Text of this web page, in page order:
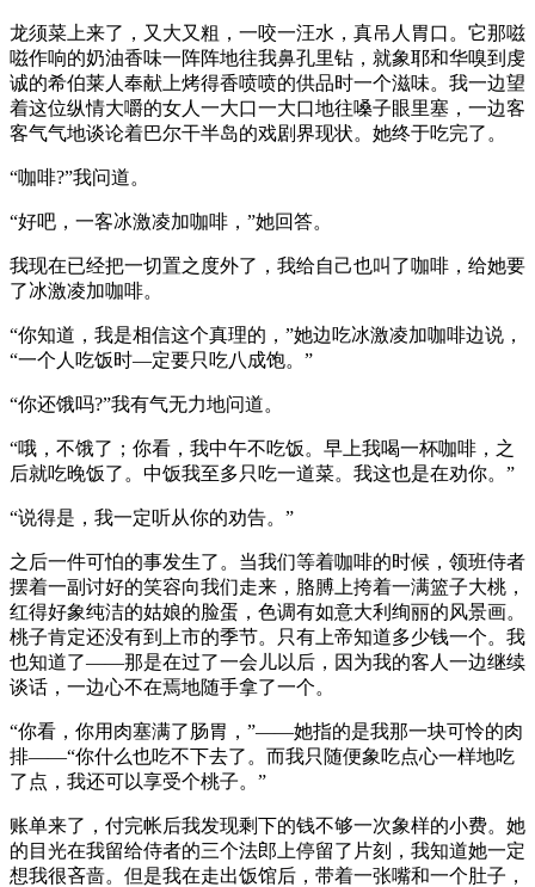
龙须菜上来了，又大又粗，一咬一汪水，真吊人胃口。它那嗞
嗞作响的奶油香味一阵阵地往我鼻孔里钻，就象耶和华嗅到虔
诚的希伯莱人奉献上烤得香喷喷的供品时一个滋味。我一边望
着这位纵情大嚼的女人一大口一大口地往嗓子眼里塞，一边客
客气气地谈论着巴尔干半岛的戏剧界现状。她终于吃完了。
“咖啡?”我问道。
“好吧，一客冰激凌加咖啡，”她回答。
我现在已经把一切置之度外了，我给自己也叫了咖啡，给她要
了冰激凌加咖啡。
“你知道，我是相信这个真理的，”她边吃冰激凌加咖啡边说，
“一个人吃饭时—定要只吃八成饱。”
“你还饿吗?”我有气无力地问道。
“哦，不饿了；你看，我中午不吃饭。早上我喝一杯咖啡，之
后就吃晚饭了。中饭我至多只吃一道菜。我这也是在劝你。”
“说得是，我一定听从你的劝告。”
之后一件可怕的事发生了。当我们等着咖啡的时候，领班侍者
摆着一副讨好的笑容向我们走来，胳膊上挎着一满篮子大桃，
红得好象纯洁的姑娘的脸蛋，色调有如意大利绚丽的风景画。
桃子肯定还没有到上市的季节。只有上帝知道多少钱一个。我
也知道了——那是在过了一会儿以后，因为我的客人一边继续
谈话，一边心不在焉地随手拿了一个。
“你看，你用肉塞满了肠胃，”——她指的是我那一块可怜的肉
排——“你什么也吃不下去了。而我只随便象吃点心一样地吃
了点，我还可以享受个桃子。”
账单来了，付完帐后我发现剩下的钱不够一次象样的小费。她
的目光在我留给侍者的三个法郎上停留了片刻，我知道她一定
想我很吝啬。但是我在走出饭馆后，带着一张嘴和一个肚子，